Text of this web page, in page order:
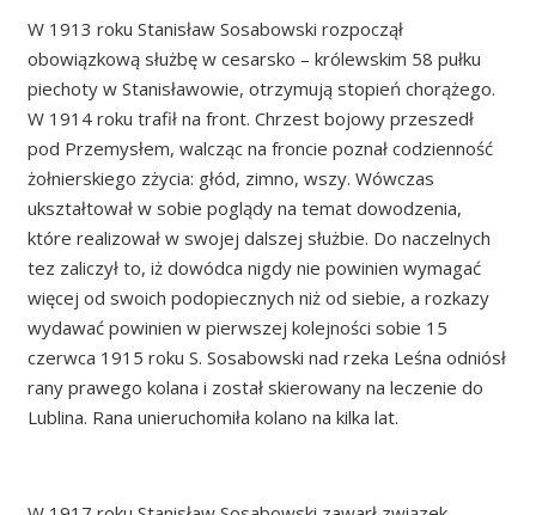
W 1913 roku Stanisław Sosabowski rozpoczął
obowiązkową służbę w cesarsko – królewskim 58 pułku
piechoty w Stanisławowie, otrzymują stopień chorążego.
W 1914 roku trafił na front. Chrzest bojowy przeszedł
pod Przemysłem, walcząc na froncie poznał codzienność
żołnierskiego zżycia: głód, zimno, wszy. Wówczas
ukształtował w sobie poglądy na temat dowodzenia,
które realizował w swojej dalszej służbie. Do naczelnych
tez zaliczył to, iż dowódca nigdy nie powinien wymagać
więcej od swoich podopiecznych niż od siebie, a rozkazy
wydawać powinien w pierwszej kolejności sobie 15
czerwca 1915 roku S. Sosabowski nad rzeka Leśna odniósł
rany prawego kolana i został skierowany na leczenie do
Lublina. Rana unieruchomiła kolano na kilka lat.